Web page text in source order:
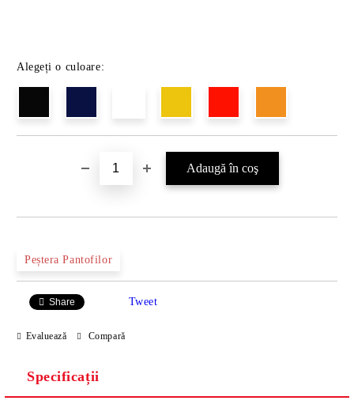
Alegeți o culoare:
Peștera Pantofilor
Share Tweet
Evaluează Compară
Specificații